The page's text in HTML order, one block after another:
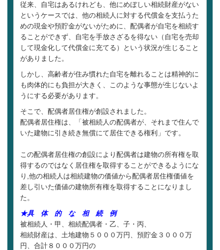
従来、自宅はあるけれども、他にめぼしい相続財産がない
というケースでは、他の相続人に対する代償金を支払うた
めの現金や預貯金がないがために、配偶者が自宅を相続す
ることができず、自宅を手放さざるを得ない（自宅を売却
して現金化して代償金に充てる）という状況が生じること
がありました。
しかし、高齢者が住み慣れた自宅を離れることは精神的に
も肉体的にも負担が大きく、このような事態が生じないよ
うにする必要があります。
そこで、配偶者居住権が創設されました。
配偶者居住権は、「被相続人の配偶者が、それまで住んで
いた建物に引き続き無償にて居住できる権利」です。
この配偶者居住権の創設により配偶者は建物の所有権を取
得するのではなく居住権を取得することができるようにな
り,他の相続人は相続建物の価値から配偶者居住権価値を
差し引いた価値の建物所有権を取得することになりまし
た。
★具 体 的 な 相 続 例
被相続人・甲、相続配偶者・乙、子・丙、
相続財産は、土地建物５０００万円、預貯金３０００万
円、合計８０００万円の